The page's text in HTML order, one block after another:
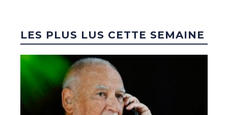
LES PLUS LUS CETTE SEMAINE